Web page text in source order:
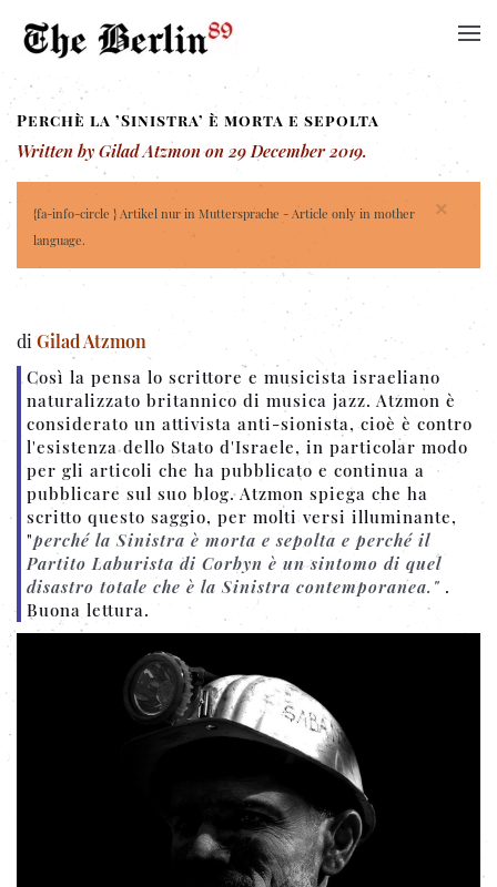
Perchè la ’Sinistra’ è morta e sepolta
Written by Gilad Atzmon on29 December 2019.
×
{fa-info-circle } Artikel nur in Muttersprache - Article only in mother
language.
di Gilad Atzmon
Così la pensa lo scrittore e musicista israeliano
naturalizzato britannico di musica jazz. Atzmon è
considerato un attivista anti-sionista, cioè è contro
l'esistenza dello Stato d'Israele, in particolar modo
per gli articoli che ha pubblicato e continua a
pubblicare sul suo blog. Atzmon spiega che ha
scritto questo saggio, per molti versi illuminante,
"perché la Sinistra è morta e sepolta e perché il
Partito Laburista di Corbyn è un sintomo di quel
disastro totale che è la Sinistra contemporanea." .
Buona lettura.